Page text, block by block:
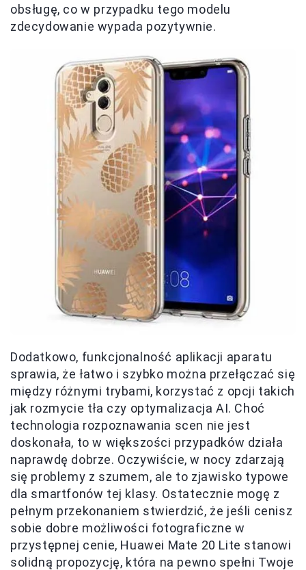
obsługę, co w przypadku tego modelu
zdecydowanie wypada pozytywnie.
Dodatkowo, funkcjonalność aplikacji aparatu
sprawia, że łatwo i szybko można przełączać się
między różnymi trybami, korzystać z opcji takich
jak rozmycie tła czy optymalizacja AI. Choć
technologia rozpoznawania scen nie jest
doskonała, to w większości przypadków działa
naprawdę dobrze. Oczywiście, w nocy zdarzają
się problemy z szumem, ale to zjawisko typowe
dla smartfonów tej klasy. Ostatecznie mogę z
pełnym przekonaniem stwierdzić, że jeśli cenisz
sobie dobre możliwości fotograficzne w
przystępnej cenie, Huawei Mate 20 Lite stanowi
solidną propozycję, która na pewno spełni Twoje